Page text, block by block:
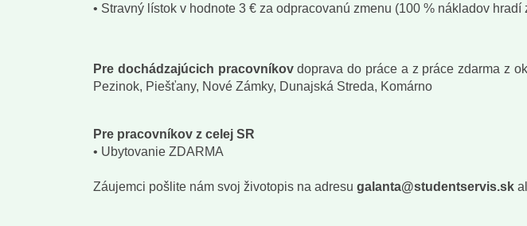
• Stravný lístok v hodnote 3 € za odpracovanú zmenu (100 % nákladov hradí
Pre dochádzajúcich pracovníkovdoprava do práce a z práce zdarma z
Pezinok, Piešťany, Nové Zámky, Dunajská Streda, Komárno
Pre pracovníkov z celej SR
• Ubytovanie ZDARMA
Záujemci pošlite nám svoj životopis na adresu galanta@studentservis.sk